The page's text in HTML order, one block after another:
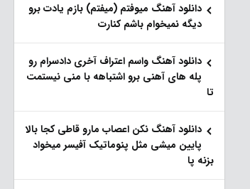
دانلود آهنگ میوفتم (میفتم) بازم یادت برو
دیگه نمیخوام باشم کنارت
دانلود آهنگ واسم اعتراف آخری دادسرام رو
پله های آهنی برو اشتباهه با منی نیستمت
تا
دانلود آهنگ نکن اعصاب مارو قاطی کجا بالا
پایین میشی مثل پنوماتیک آفیسر میخواد
بزنه پا